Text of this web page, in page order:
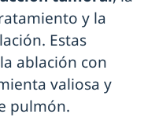
y la
Estas
ablación con
valiosa y
pulmón.